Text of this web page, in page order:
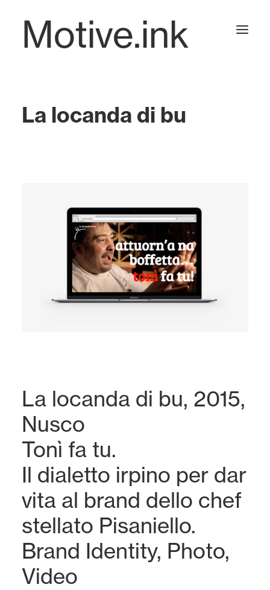
Motive.ink
Projects
Contact
La locanda di bu
La locanda di bu, 2015,
Nusco
Tonì fa tu.
Il dialetto irpino per dar
vita al brand dello chef
stellato Pisaniello.
Brand Identity, Photo,
Video